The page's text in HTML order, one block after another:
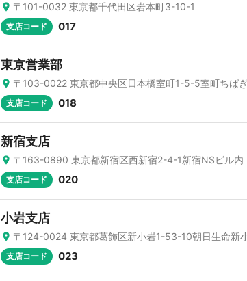
〒101-0032 東京都千代田区岩本町3-10-1
支店コード 017
東京営業部
〒103-0022 東京都中央区日本橋室町1-5-5室町ちば
支店コード 018
新宿支店
〒163-0890 東京都新宿区西新宿2-4-1新宿NSビル内
支店コード 020
小岩支店
〒124-0024 東京都葛飾区新小岩1-53-10朝日生命新
支店コード 023